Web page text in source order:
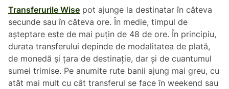
Transferurile Wise pot ajunge la destinatar în câteva
secunde sau în câteva ore. În medie, timpul de
așteptare este de mai puțin de 48 de ore. În principiu,
durata transferului depinde de modalitatea de plată,
de monedă și țara de destinație, dar și de cuantumul
sumei trimise. Pe anumite rute banii ajung mai greu, cu
atât mai mult cu cât transferul se face în weekend sau